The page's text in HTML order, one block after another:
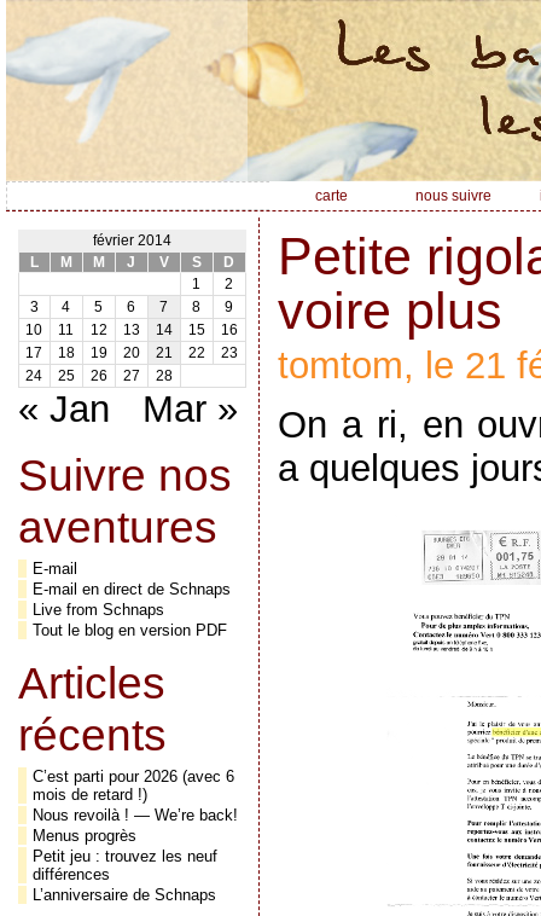
carte nous suivre
février 2014
L
M M J V S
D
1
2
3
4 5 6 7 8
9
10
11 12 13 14 15
16
17
18 19 20 21 22
23
24
25 26 27 28
« Jan Mar »
Suivre nos
aventures
E-mail
E-mail en direct de Schnaps
Live from Schnaps
Tout le blog en version PDF
Articles
récents
C’est parti pour 2026 (avec 6
mois de retard !)
Nous revoilà ! — We’re back!
Menus progrès
Petit jeu : trouvez les neuf
différences
L’anniversaire de Schnaps
Petite
voire plus
tomtom, le 21
On a ri, en
a quelques